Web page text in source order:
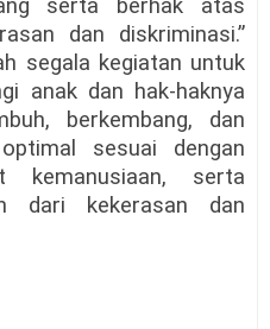
serta berhak atas
dan diskriminasi.”
segala kegiatan untuk
anak dan hak-haknya
berkembang, dan
sesuai dengan
kemanusiaan, serta
dari kekerasan dan